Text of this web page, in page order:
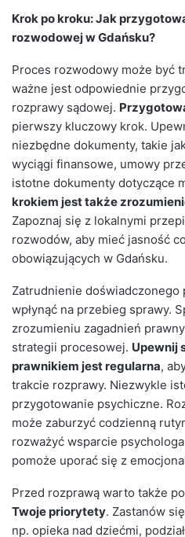
Krok po kroku: Jak
rozwodowej w Gdańsku?
Proces rozwodowy może być
ważne jest odpowiednie
rozprawy sądowej.
pierwszy kluczowy krok.
niezbędne dokumenty, takie
wyciągi finansowe, umowy
istotne dokumenty dotyczące
krokiem jest także
Zapoznaj się z lokalnymi
rozwodów, aby mieć jasność
obowiązujących w Gdańsku.
Zatrudnienie doświadczonego
wpłynąć na przebieg sprawy.
zrozumieniu zagadnień
strategii procesowej. Upewnij
prawnikiem jest regularna,
trakcie rozprawy. Niezwykle
przygotowanie psychiczne.
może zaburzyć codzienną
rozważyć wsparcie
pomoże uporać się z
Przed rozprawą warto także
Twoje priorytety. Zastanów
np. opieka nad dziećmi,